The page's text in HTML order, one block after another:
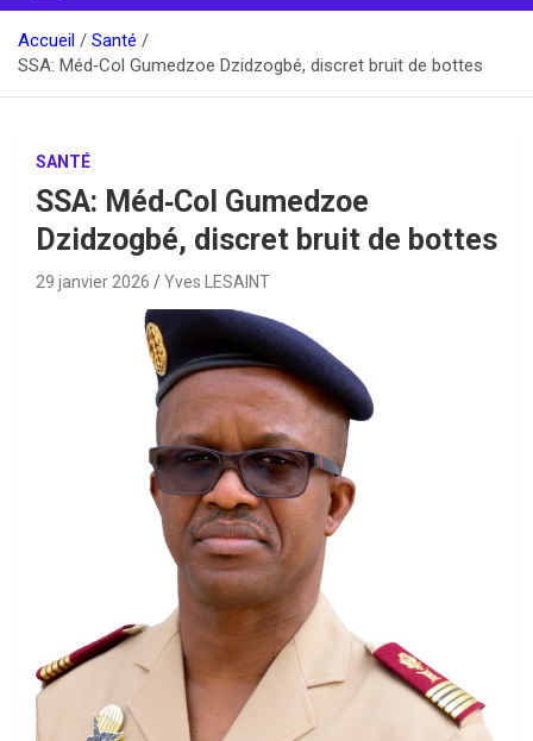
Accueil
Santé
SSA: Méd‑Col Gumedzoe Dzidzogbé, discret bruit de bottes
SANTÉ
SSA: Méd‑Col Gumedzoe
Dzidzogbé, discret bruit de bottes
29 janvier 2026 Yves LESAINT